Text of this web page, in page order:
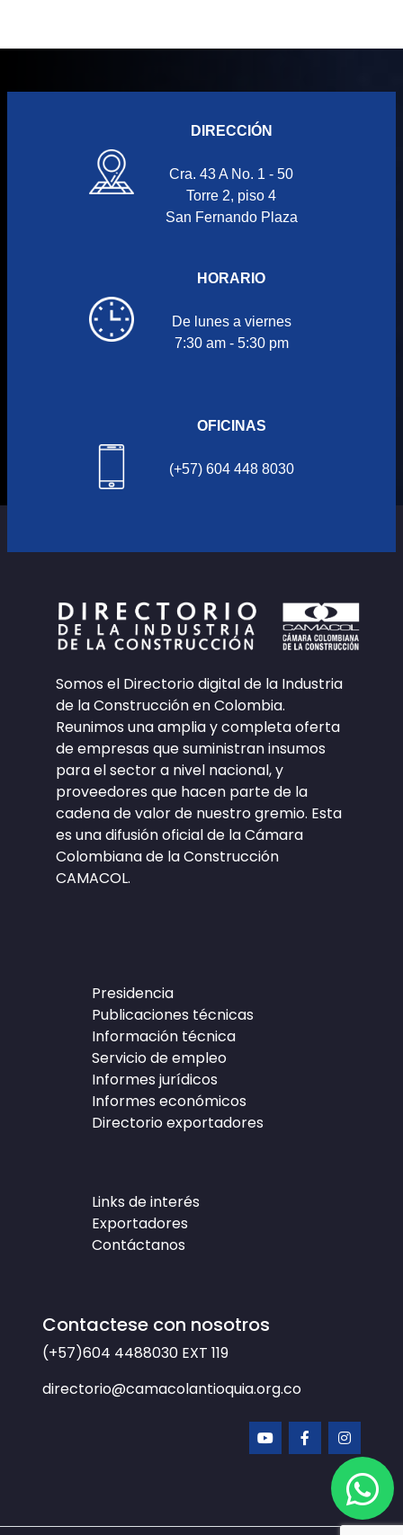
DIRECCIÓN
Cra. 43 A No. 1 - 50
Torre 2, piso 4
San Fernando Plaza
HORARIO
De lunes a viernes
7:30 am - 5:30 pm
OFICINAS
(+57) 604 448 8030
Somos el Directorio digital de la Industria
de la Construcción en Colombia.
Reunimos una amplia y completa oferta
de empresas que suministran insumos
para el sector a nivel nacional, y
proveedores que hacen parte de la
cadena de valor de nuestro gremio. Esta
es una difusión oficial de la Cámara
Colombiana de la Construcción
CAMACOL.
Presidencia
Publicaciones técnicas
Información técnica
Servicio de empleo
Informes jurídicos
Informes económicos
Directorio exportadores
Links de interés
Exportadores
Contáctanos
Contactese con nosotros
(+57)604 4488030 EXT 119
directorio@camacolantioquia.org.co